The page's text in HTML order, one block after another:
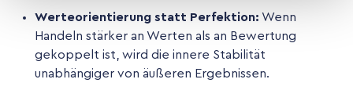
Werteorientierung statt Perfektion: Wenn
Handeln stärker an Werten als an Bewertung
gekoppelt ist, wird die innere Stabilität
unabhängiger von äußeren Ergebnissen.